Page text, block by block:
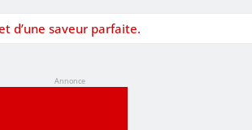
d’une saveur parfaite.
Annonce